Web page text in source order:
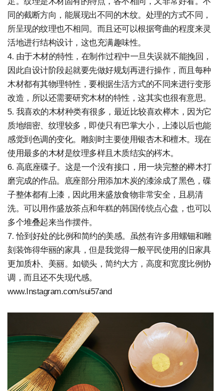
同的截断方向，能展现出不同的木纹。处理的方式不同，
所呈现的纹理也不相同。而且还可以根据弯曲的程度来灵
活地进行结构设计，这也充满趣味性。
4. 由于木材的特性，在制作过程中一旦失误就不能挽回，
因此自设计阶段起就要先做好规划再进行操作，而且每种
木材都有其物理特性，要根据生活方式的不同来进行变形
改造，所以还需要研究木材的特性，这其实也很有意思。
5. 我喜欢的木材种类有很多，最近比较喜欢榉木，因为它
质地细密、纹理较多，即使只有巴掌大小，上漆以后也能
感觉到色调的变化。雕刻时主要使用银杏木和檀木。现在
使用最多的木材是纹理多样且木质结实的梣木。
6. 高底座碟子。这是一个没有接口，用一块完整的榉木打
磨完成的作品。底座部分用添加木炭的漆涂成了黑色，碟
子整体都有上漆，因此用来盛放食物非常安全，且易清
洗。可以用作盛放茶点和年糕的韩国传统点心盘，也可以
多个堆叠起来当作摆件。
7. 恰到好处的比例和简约的美感。虽然有许多用螺钿和雕
刻装饰得华丽的家具，但是我觉得一般平民使用的旧家具
更加质朴、美丽。如锁头，简约大方，高度和宽度比例协
调，而且还不失现代感。
www.Instagram.com/sui57and